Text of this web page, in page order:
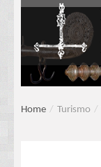
Home / Turismo /